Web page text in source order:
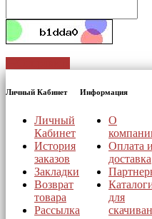
Личный Кабинет
Личный
Кабинет
История
заказов
Закладки
Возврат
товара
Рассылка
Информация
О
Оплата и
доставка
для